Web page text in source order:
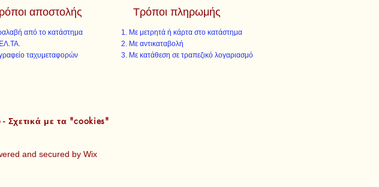
αποστολής
από το κατάστημα
ταχυμεταφορών​
Τρόποι πληρωμής
Με μετρητά ή κάρτα στο κατάστημα
Με αντικαταβολή
Με κατάθεση σε τραπεζικό λογαριασμό
Σχετικά με τα "cookies"
and secured by Wix